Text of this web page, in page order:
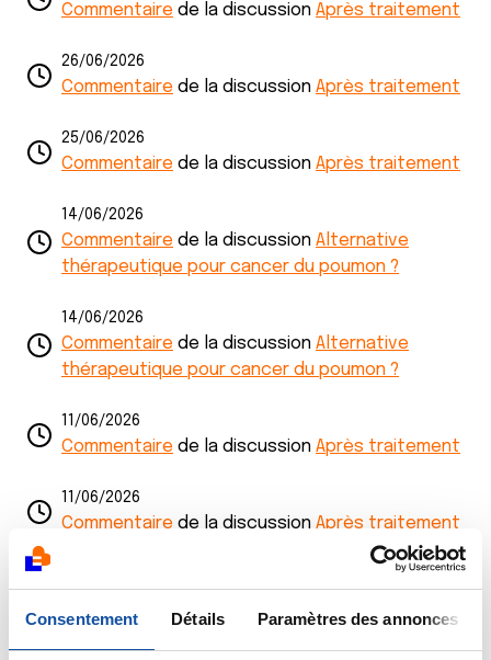
Consentement Détails Paramètres des annonces
Commentaire de la discussion Après traitement
26/06/2026
Commentaire de la discussion Après traitement
25/06/2026
Commentaire de la discussion Après traitement
14/06/2026
Commentaire de la discussion Alternative
thérapeutique pour cancer du poumon ?
14/06/2026
Commentaire de la discussion Alternative
thérapeutique pour cancer du poumon ?
11/06/2026
Commentaire de la discussion Après traitement
11/06/2026
Commentaire de la discussion Après traitement
10/06/2026